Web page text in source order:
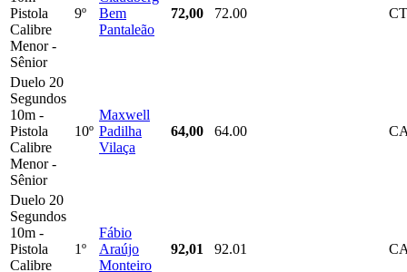
Pistola
Calibre
Menor -
Sênior
9º
Bem
Pantaleão
72,00 72.00
Duelo 20
Segundos
10m -
Pistola
Calibre
Menor -
Sênior
10º
Maxwell
Padilha
Vilaça
64,00 64.00
Duelo 20
Segundos
10m -
Pistola
Calibre
1º
Fábio
Araújo
Monteiro
92,01 92.01